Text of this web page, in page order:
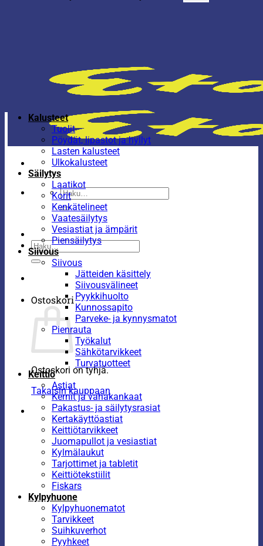
Etsi:
Etsi:
Ostoskori
Ostoskori on tyhjä.
Takaisin kauppaan
Kalusteet
Tuolit
Pöydät, lipastot ja hyllyt
Lasten kalusteet
Ulkokalusteet
Säilytys
Laatikot
Korit
Kenkätelineet
Vaatesäilytys
Vesiastiat ja ämpärit
Piensäilytys
Siivous
Siivous
Jätteiden käsittely
Siivousvälineet
Pyykkihuolto
Kunnossapito
Parveke- ja kynnysmatot
Pienrauta
Työkalut
Sähkötarvikkeet
Turvatuotteet
Keittiö
Astiat
Kernit ja vahakankaat
Pakastus- ja säilytysrasiat
Kertakäyttöastiat
Keittiötarvikkeet
Juomapullot ja vesiastiat
Kylmälaukut
Tarjottimet ja tabletit
Keittiötekstiilit
Fiskars
Kylpyhuone
Kylpyhuonematot
Tarvikkeet
Suihkuverhot
Pyyhkeet